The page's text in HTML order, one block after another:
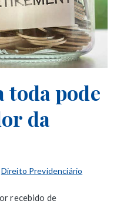
toda pode
da
Direito Previdenciário
recebido de